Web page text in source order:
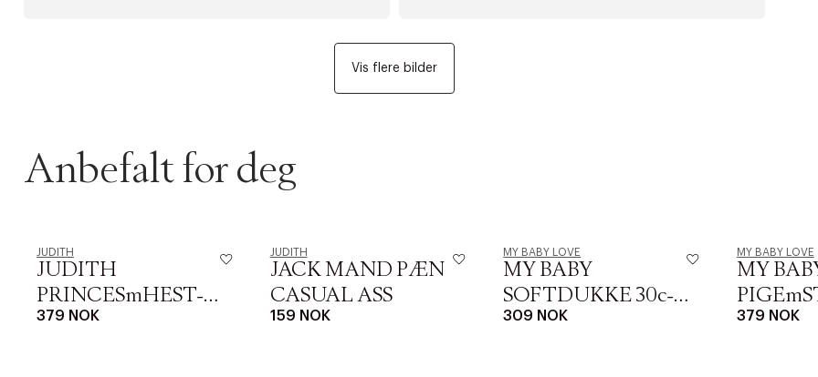
Vis flere bilder
Anbefalt for deg
JUDITH
JUDITH
PRINCESmHEST-
TILBE
379 NOK
JUDITH
JACK MAND PÆN
CASUAL ASS
159 NOK
MY BABY LOVE
MY BABY
SOFTDUKKE 30c-
SUT
309 NOK
MY BABY LOVE
MY
379 NOK